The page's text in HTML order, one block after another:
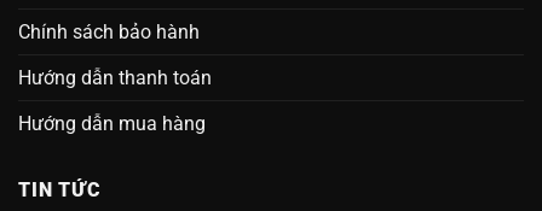
Chính sách bảo hành
Hướng dẫn thanh toán
Hướng dẫn mua hàng
TIN TỨC